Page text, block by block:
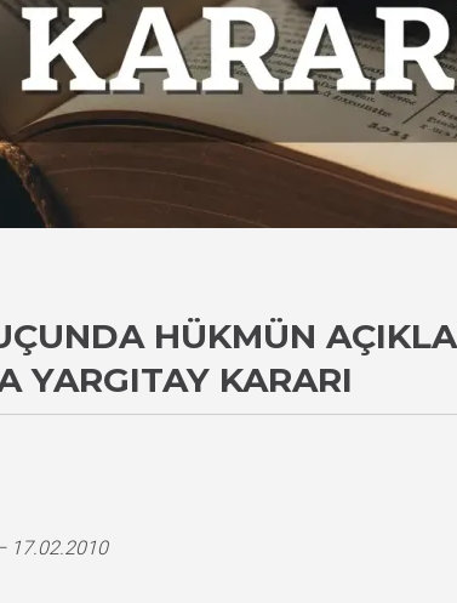
HÜKMÜN
YARGITAY KARARI
17.02.2010